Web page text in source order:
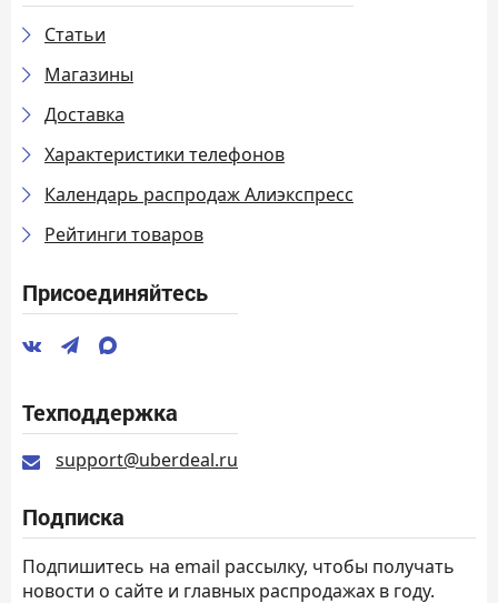
Статьи
Магазины
Доставка
Характеристики телефонов
Календарь распродаж Алиэкспресс
Рейтинги товаров
Присоединяйтесь
Техподдержка
support@uberdeal.ru
Подписка
Подпишитесь на email рассылку, чтобы получать
новости о сайте и главных распродажах в году.